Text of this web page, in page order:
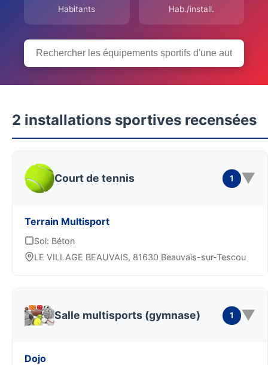
Habitants Hab./install.
2 installations sportives recensées
Court de tennis 1 ▼
Terrain Multisport
Sol: Béton
LE VILLAGE BEAUVAIS, 81630 Beauvais-sur-Tescou
Salle multisports (gymnase) 1 ▼
Dojo